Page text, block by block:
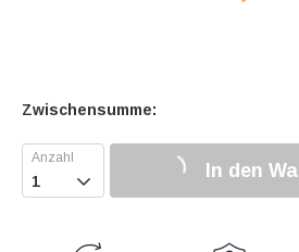
Zwischensumme:
 In den